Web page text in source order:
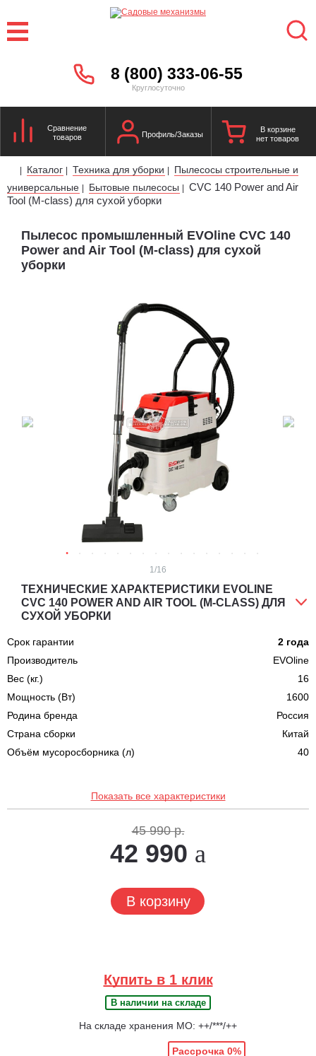
8 (800) 333-06-55
Круглосуточно
Сравнение
товаров
Профиль/Заказы
В корзине
нет товаров
| Каталог | Техника для уборки |
Пылесосы строительные и
универсальные | Бытовые пылесосы | CVC 140 Power and Air
Tool (M-class) для сухой уборки
Пылесос промышленный EVOline CVC 140
Power and Air Tool (M-class) для сухой
уборки
1 /16
ТЕХНИЧЕСКИЕ ХАРАКТЕРИСТИКИ EVOLINE
CVC 140 POWER AND AIR TOOL (M-CLASS) ДЛЯ
СУХОЙ УБОРКИ
Срок гарантии
2 года
Производитель
EVOline
Вес (кг.)
16
Мощность (Вт)
1600
Родина бренда
Россия
Страна сборки
Китай
Объём мусоросборника (л)
40
Показать все характеристики
45 990 р.
42 990
В корзину
Купить в 1 клик
В наличии на складе
На складе хранения МО: ++/***/++
Рассрочка 0%